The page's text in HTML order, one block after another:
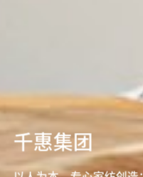
千惠集团